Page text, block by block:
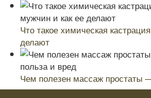
Что такое химическая
делают
Чем полезен массаж простаты